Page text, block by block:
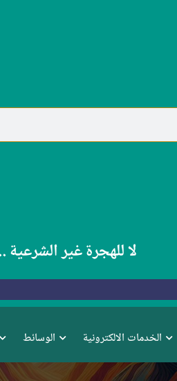
لا للهجرة غير
الوسائط الخدمات الالكترونية